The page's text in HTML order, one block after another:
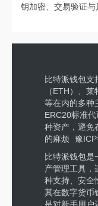
钥加密、交易验证与
比特派钱包支
（ETH）、
等在内的多种
ERC20标准
种资产，避免
的麻烦 豫
比特派钱包是
产管理工具，
种支持、安全
其在数字货币